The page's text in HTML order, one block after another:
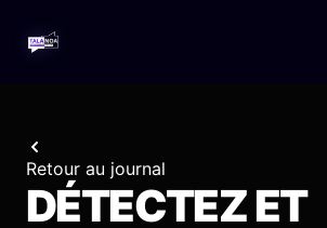
Retour au journal
DÉTECTEZ ET